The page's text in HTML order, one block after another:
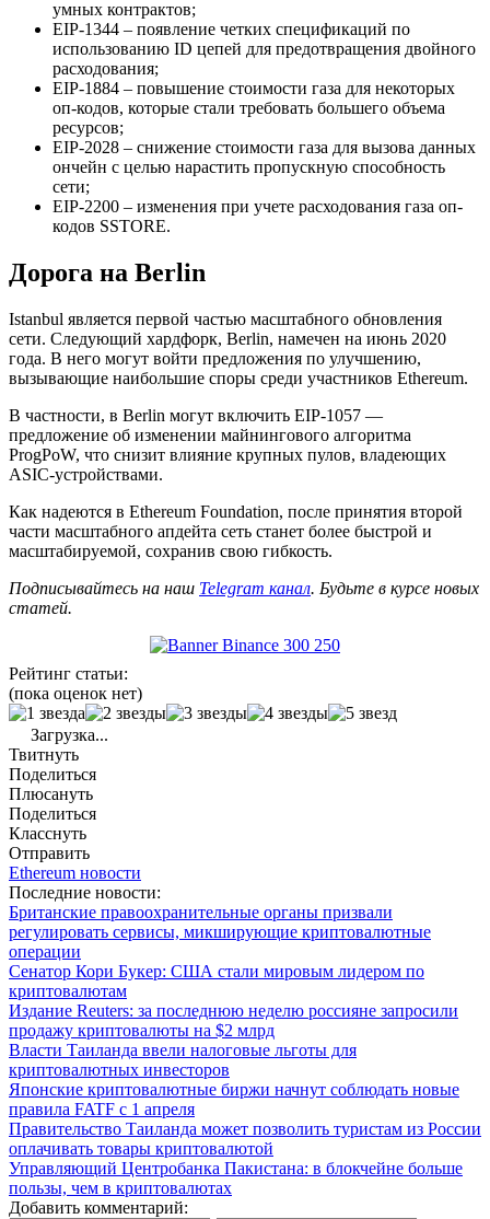
умных контрактов;
EIP-1344 – появление четких спецификаций по
использованию ID цепей для предотвращения двойного
расходования;
EIP-1884 – повышение стоимости газа для некоторых
оп-кодов, которые стали требовать большего объема
ресурсов;
EIP-2028 – снижение стоимости газа для вызова данных
ончейн с целью нарастить пропускную способность
сети;
EIP-2200 – изменения при учете расходования газа оп-
кодов SSTORE.
Дорога на Berlin
Istanbul является первой частью масштабного обновления
сети. Следующий хардфорк, Berlin, намечен на июнь 2020
года. В него могут войти предложения по улучшению,
вызывающие наибольшие споры среди участников Ethereum.
В частности, в Berlin могут включить EIP-1057 —
предложение об изменении майнингового алгоритма
ProgPoW, что снизит влияние крупных пулов, владеющих
ASIC-устройствами.
Как надеются в Ethereum Foundation, после принятия второй
части масштабного апдейта сеть станет более быстрой и
масштабируемой, сохранив свою гибкость.
Подписывайтесь на наш Telegram канал. Будьте в курсе новых
статей.
Рейтинг статьи:
(пока оценок нет)
Загрузка...
Твитнуть
Поделиться
Плюсануть
Поделиться
Класснуть
Отправить
Ethereum новости
Последние новости:
Британские правоохранительные органы призвали
регулировать сервисы, микширующие криптовалютные
операции
Сенатор Кори Букер: США стали мировым лидером по
криптовалютам
Издание Reuters: за последнюю неделю россияне запросили
продажу криптовалюты на $2 млрд
Власти Таиланда ввели налоговые льготы для
криптовалютных инвесторов
Японские криптовалютные биржи начнут соблюдать новые
правила FATF с 1 апреля
Правительство Таиланда может позволить туристам из России
оплачивать товары криптовалютой
Управляющий Центробанка Пакистана: в блокчейне больше
пользы, чем в криптовалютах
Добавить комментарий: